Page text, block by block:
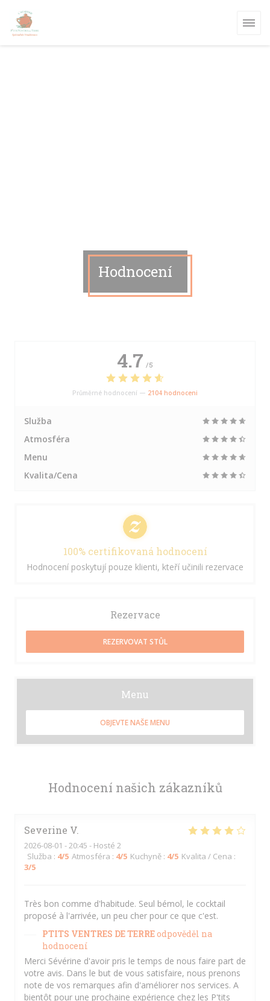
Hodnocení
Hodnocení našich zákazníků
Severine V
2026-08-01 - 20:45 - Hosté 2
Služba : 4/5 Atmosféra : 4/5 Kuchyně : 4/5 Kvalita / Cena :
3/5
Très bon comme d'habitude. Seul bémol, le cocktail
proposé à l'arrivée, un peu cher pour ce que c'est.
PTITS VENTRES DE TERREodpověděl na
hodnocení
Merci Sévérine d'avoir pris le temps de nous faire part de
votre avis. Dans le but de vous satisfaire, nous prenons
note de vos remarques afin d'améliorer nos services. A
bientôt pour une prochaine expérience chez les P'tits
4.7 /5
Průměrné hodnocení — 2104 hodnoceni
Služba
Atmosféra
Menu
Kvalita/Cena
100% certifikovaná hodnocení
Hodnocení poskytují pouze klienti, kteří učinili rezervace
Rezervace
REZERVOVAT STŮL
Menu
OBJEVTE NAŠE MENU